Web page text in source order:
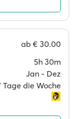
ab € 30.00
5h 30m
Jan ‐ Dez
Tage die Woche